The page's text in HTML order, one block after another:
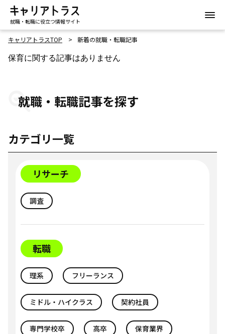
就職・転職に役立つ情報サイト
キャリアトラスTOP 新着の就職・転職記事
保育に関する記事はありません
就職・転職記事を探す
カテゴリ一覧
リサーチ
調査
転職
理系 フリーランス
ミドル・ハイクラス 契約社員
専門学校卒 高卒 保育業界